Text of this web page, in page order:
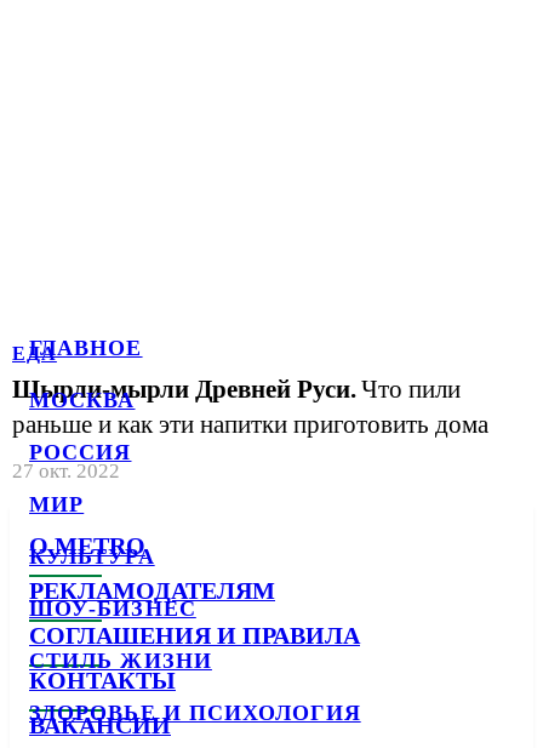
ГЛАВНОЕ
МОСКВА
РОССИЯ
МИР
КУЛЬТУРА
ШОУ-БИЗНЕС
СТИЛЬ ЖИЗНИ
ЗДОРОВЬЕ И ПСИХОЛОГИЯ
ЕДА
Шырли-мырли Древней Руси.Что пили
раньше и как эти напитки приготовить дома
27 окт. 2022
О METRO
РЕКЛАМОДАТЕЛЯМ
СОГЛАШЕНИЯ И ПРАВИЛА
КОНТАКТЫ
ВАКАНСИИ